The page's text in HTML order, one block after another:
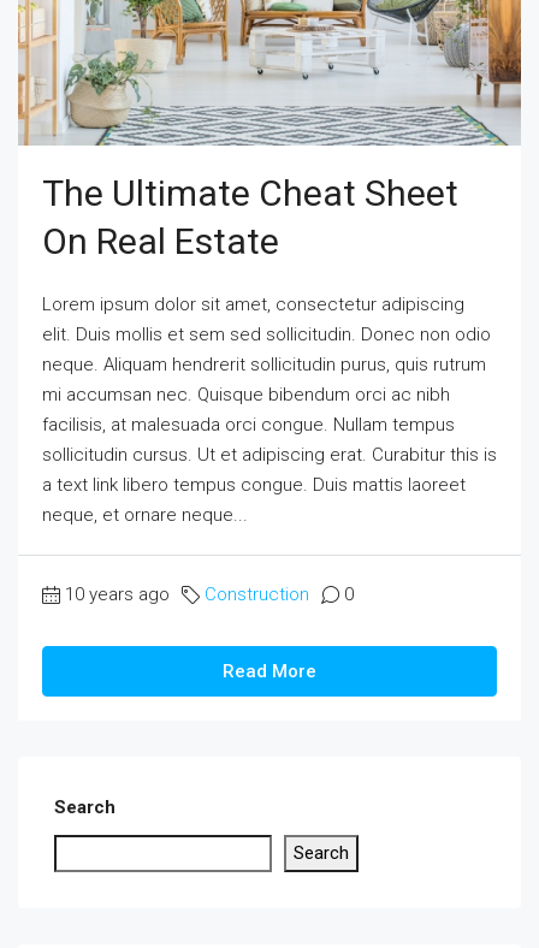
The Ultimate Cheat Sheet
On Real Estate
Lorem ipsum dolor sit amet, consectetur adipiscing
elit. Duis mollis et sem sed sollicitudin. Donec non odio
neque. Aliquam hendrerit sollicitudin purus, quis rutrum
mi accumsan nec. Quisque bibendum orci ac nibh
facilisis, at malesuada orci congue. Nullam tempus
sollicitudin cursus. Ut et adipiscing erat. Curabitur this is
a text link libero tempus congue. Duis mattis laoreet
neque, et ornare neque...
10 years ago Construction 0
Read More
Search
Search